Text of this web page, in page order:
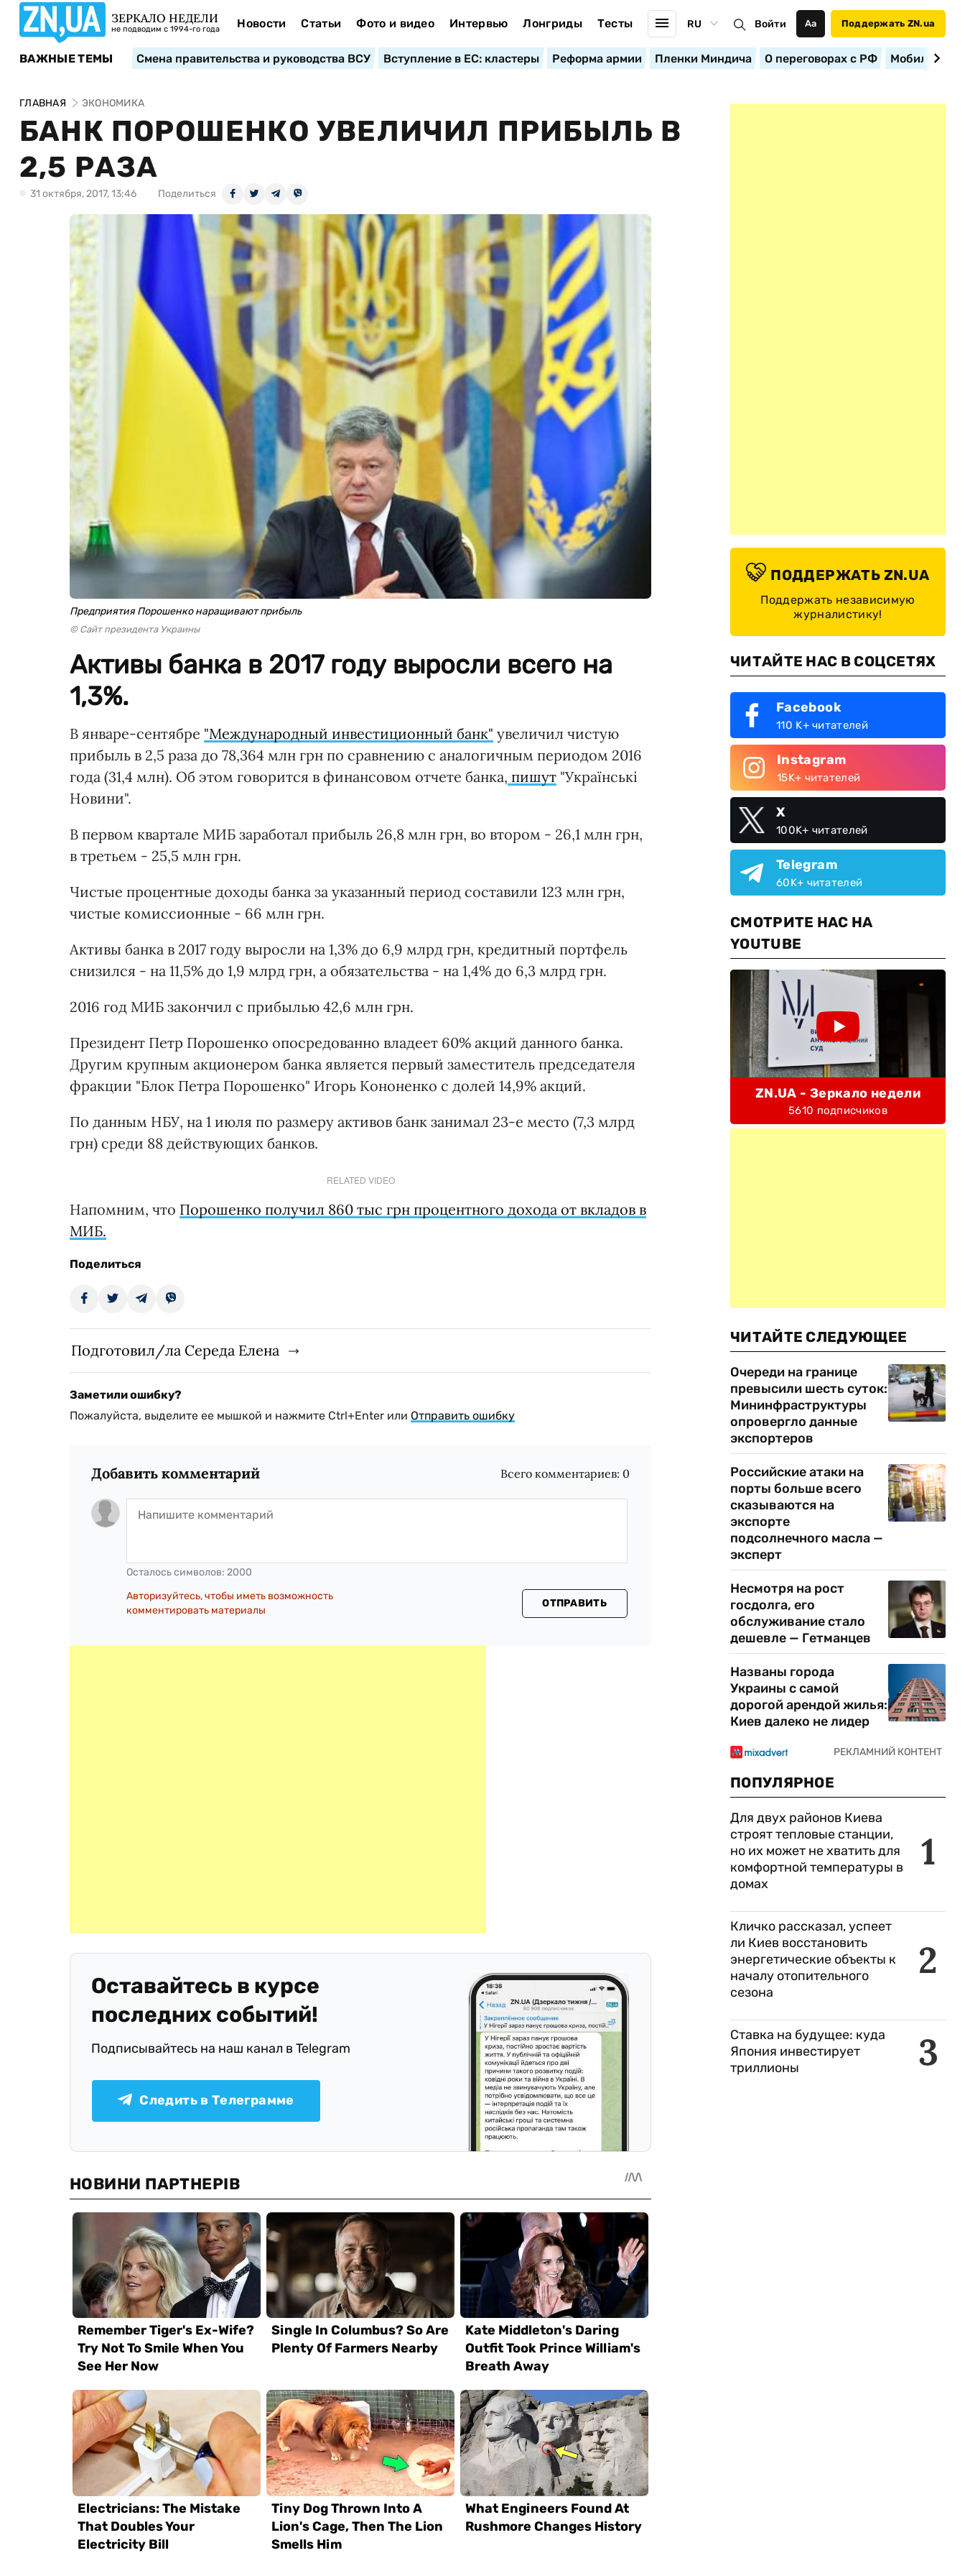
ЗЕРКАЛО НЕДЕЛИ
не подводим с 1994-го года Новости Статьи Фото и видео Интервью Лонгриды Тесты RU Войти Аа Поддержать ZN.ua
ВАЖНЫЕ ТЕМЫ Смена правительства и руководства ВСУ Вступление в ЕС: кластеры Реформа армии Пленки Миндича О переговорах с РФ
ГЛАВНАЯ ЭКОНОМИКА
БАНК ПОРОШЕНКО УВЕЛИЧИЛ ПРИБЫЛЬ В
2,5 РАЗА
31 октября, 2017, 13:46 Поделиться
Предприятия Порошенко наращивают прибыль
© Сайт президента Украины
Активы банка в 2017 году выросли всего на
1,3%.
В январе-сентябре "Международный инвестиционный банк" увеличил чистую
прибыль в 2,5 раза до 78,364 млн грн по сравнению с аналогичным периодом 2016
года (31,4 млн). Об этом говорится в финансовом отчете банка, пишут "Українські
Новини".
В первом квартале МИБ заработал прибыль 26,8 млн грн, во втором - 26,1 млн грн,
в третьем - 25,5 млн грн.
Чистые процентные доходы банка за указанный период составили 123 млн грн,
чистые комиссионные - 66 млн грн.
Активы банка в 2017 году выросли на 1,3% до 6,9 млрд грн, кредитный портфель
снизился - на 11,5% до 1,9 млрд грн, а обязательства - на 1,4% до 6,3 млрд грн.
2016 год МИБ закончил с прибылью 42,6 млн грн.
Президент Петр Порошенко опосредованно владеет 60% акций данного банка.
Другим крупным акционером банка является первый заместитель председателя
фракции "Блок Петра Порошенко" Игорь Кононенко с долей 14,9% акций.
По данным НБУ, на 1 июля по размеру активов банк занимал 23-е место (7,3 млрд
грн) среди 88 действующих банков.
RELATED VIDEO
Напомним, что Порошенко получил 860 тыс грн процентного дохода от вкладов в
МИБ.
Поделиться
Подготовил/ла Середа Елена
Заметили ошибку?
Пожалуйста, выделите ее мышкой и нажмите Ctrl+Enter или Отправить ошибку
Добавить комментарий Всего комментариев: 0
Осталось символов: 2000
Авторизуйтесь, чтобы иметь возможность
комментировать материалы
ОТПРАВИТЬ
Оставайтесь в курсе
последних событий!
Подписывайтесь на наш канал в Telegram
Следить в Телеграмме
ПОДДЕРЖАТЬ ZN.UA
Поддержать независимую
журналистику!
ЧИТАЙТЕ НАС В СОЦСЕТЯХ
Facebook
110 K+ читателей
Instagram
15K+ читателей
X
100K+ читателей
Telegram
60K+ читателей
СМОТРИТЕ НАС НА
YOUTUBE
ZN.UA - Зеркало недели
5610 подписчиков
ЧИТАЙТЕ СЛЕДУЮЩЕЕ
Очереди на границе
превысили шесть суток:
Мининфраструктуры
опровергло данные
экспортеров
Российские атаки на
порты больше всего
сказываются на
экспорте
подсолнечного масла —
эксперт
Несмотря на рост
госдолга, его
обслуживание стало
дешевле — Гетманцев
Названы города
Украины с самой
дорогой арендой жилья:
Киев далеко не лидер
ПОПУЛЯРНОЕ
1
Для двух районов Киева
строят тепловые станции,
но их может не хватить для
комфортной температуры в
домах
2
Кличко рассказал, успеет
ли Киев восстановить
энергетические объекты к
началу отопительного
сезона
3
Ставка на будущее: куда
Япония инвестирует
триллионы